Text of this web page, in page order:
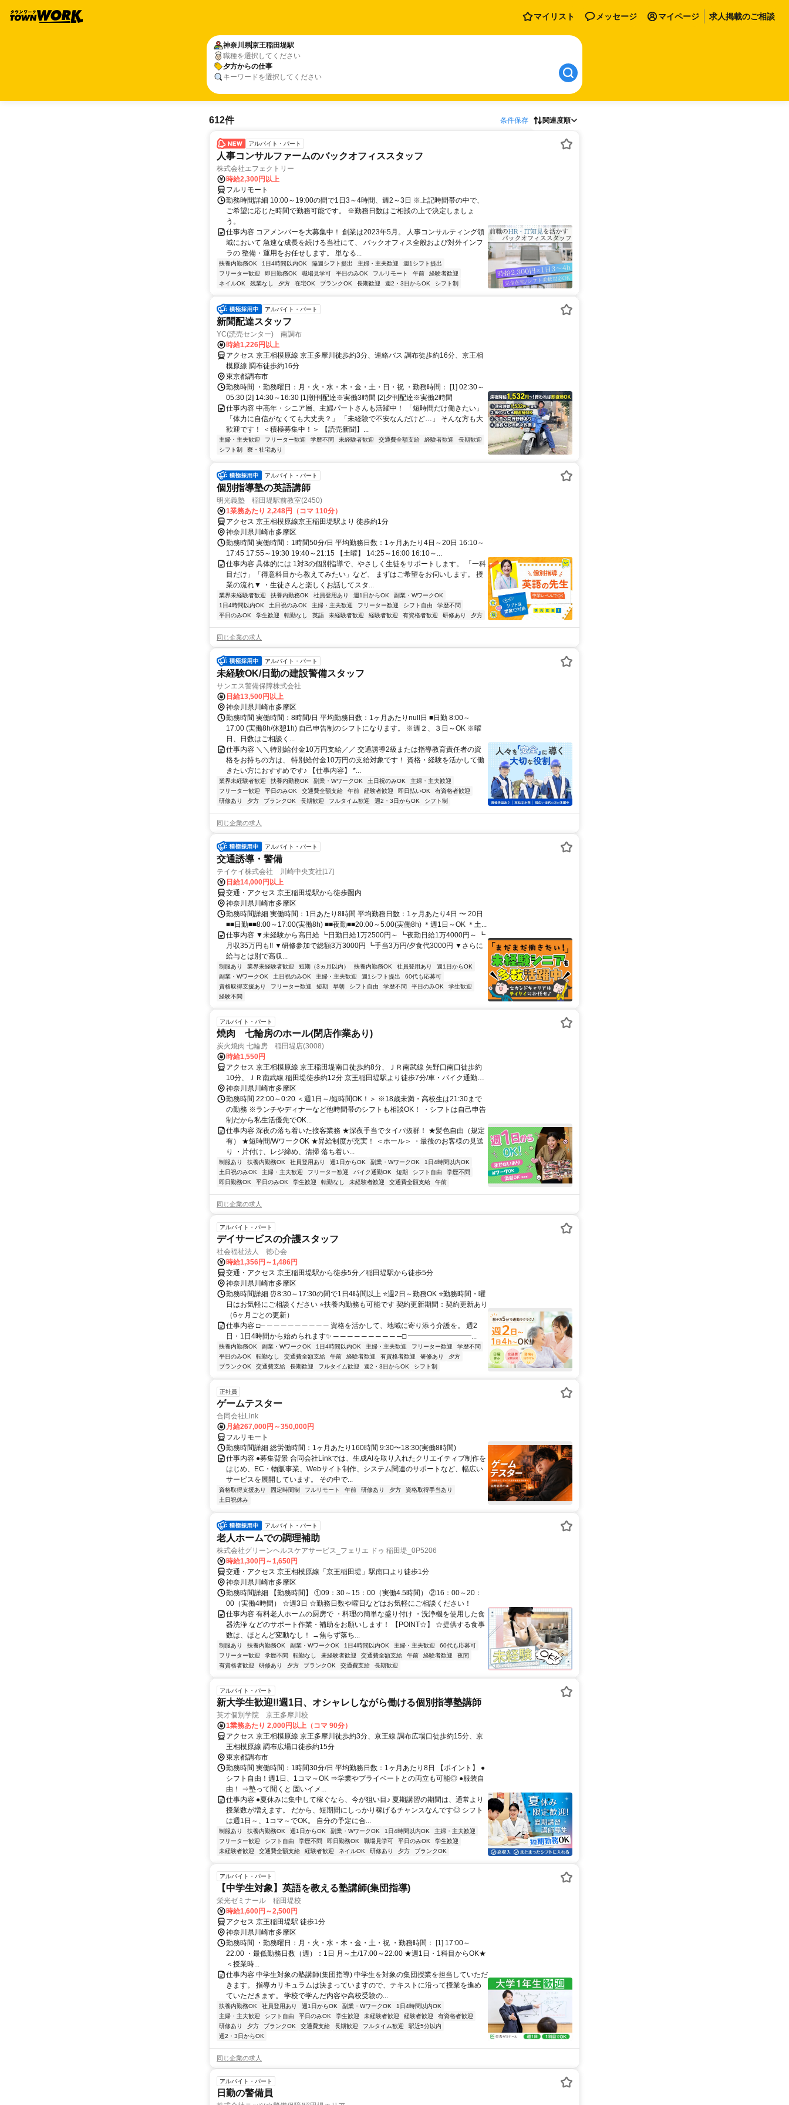
マイリスト メッセージ マイページ 求人掲載のご相談
神奈川県京王稲田堤駅
職種を選択してください
夕方からの仕事
キーワードを選択してください
612件 条件保存 関連度順
アルバイト・パート
人事コンサルファームのバックオフィススタッフ
株式会社エフェクトリー
時給2,300円以上
フルリモート
勤務時間詳細 10:00～19:00の間で1日3～4時間、週2～3日 ※上記時間帯の中で、
ご希望に応じた時間で勤務可能です。 ※勤務日数はご相談の上で決定しましょ
う。
仕事内容 コアメンバーを大募集中！ 創業は2023年5月。 人事コンサルティング領
域において 急速な成長を続ける当社にて、 バックオフィス全般および対外インフ
ラの 整備・運用をお任せします。 単なる...
扶養内勤務OK 1日4時間以内OK 隔週シフト提出 主婦・主夫歓迎
週1シフト提出
フリーター歓迎
即日勤務OK 職場見学可 平日のみOK フルリモート 午前
経験者歓迎
ネイルOK
残業なし 夕方 在宅OK ブランクOK 長期歓迎 週2・3日からOK シフト制
アルバイト・パート
新聞配達スタッフ
YC(読売センター) 南調布
時給1,226円以上
アクセス 京王相模原線 京王多摩川徒歩約3分、連絡バス 調布徒歩約16分、京王相
模原線 調布徒歩約16分
東京都調布市
勤務時間 ・勤務曜日：月・火・水・木・金・土・日・祝 ・勤務時間： [1] 02:30～
05:30 [2] 14:30～16:30 [1]朝刊配達※実働3時間 [2]夕刊配達※実働2時間
仕事内容 中高年・シニア層、主婦パートさんも活躍中！ 「短時間だけ働きたい」
「体力に自信がなくても大丈夫？」 「未経験で不安なんだけど…」 そんな方も大
歓迎です！ ＜積極募集中！＞ 【読売新聞】...
主婦・主夫歓迎 フリーター歓迎 学歴不問 未経験者歓迎 交通費全額支給 経験者歓迎
長期歓迎
シフト制
寮・社宅あり
アルバイト・パート
個別指導塾の英語講師
明光義塾 稲田堤駅前教室(2450)
1業務あたり 2,248円（コマ 110分）
アクセス 京王相模原線京王稲田堤駅より 徒歩約1分
神奈川県川崎市多摩区
勤務時間 実働時間：1時間50分/日 平均勤務日数：1ヶ月あたり4日～20日 16:10～
17:45 17:55～19:30 19:40～21:15 【土曜】 14:25～16:00 16:10～...
仕事内容 具体的には 1対3の個別指導で、やさしく生徒をサポートします。 「一科
目だけ」「得意科目から教えてみたい」など、 まずはご希望をお伺いします。 授
業の流れ▼ ・生徒さんと楽しくお話してスタ...
業界未経験者歓迎 扶養内勤務OK 社員登用あり 週1日からOK
副業・WワークOK
1日4時間以内OK
土日祝のみOK 主婦・主夫歓迎 フリーター歓迎 シフト自由
学歴不問
平日のみOK
学生歓迎 転勤なし 英語 未経験者歓迎 経験者歓迎 有資格者歓迎 研修あり 夕方
同じ企業の求人
アルバイト・パート
未経験OK/日勤の建設警備スタッフ
サンエス警備保障株式会社
日給13,500円以上
神奈川県川崎市多摩区
勤務時間 実働時間：8時間/日 平均勤務日数：1ヶ月あたりnull日 ■日勤 8:00～
17:00 (実働8h/休憩1h) 自己申告制のシフトになります。 ※週２、３日～OK ※曜
日、日数はご相談く...
仕事内容 ＼＼特別給付金10万円支給／／ 交通誘導2級または指導教育責任者の資
格をお持ちの方は、 特別給付金10万円の支給対象です！ 資格・経験を活かして働
きたい方におすすめです♪ 【仕事内容】 *...
業界未経験者歓迎 扶養内勤務OK 副業・WワークOK 土日祝のみOK
主婦・主夫歓迎
フリーター歓迎
平日のみOK 交通費全額支給 午前 経験者歓迎 即日払いOK
有資格者歓迎
研修あり
夕方 ブランクOK 長期歓迎 フルタイム歓迎 週2・3日からOK シフト制
同じ企業の求人
アルバイト・パート
交通誘導・警備
テイケイ株式会社 川崎中央支社[17]
日給14,000円以上
交通・アクセス 京王稲田堤駅から徒歩圏内
神奈川県川崎市多摩区
勤務時間詳細 実働時間：1日あたり8時間 平均勤務日数：1ヶ月あたり4日 〜 20日
■■日勤■■8:00～17:00(実働8h) ■■夜勤■■20:00～5:00(実働8h) ＊週1日～OK ＊土...
仕事内容 ▼未経験から高日給 ┗日勤日給1万2500円～ ┗夜勤日給1万4000円～ ┗
月収35万円も!! ▼研修参加で総額3万3000円 ┗手当3万円/夕食代3000円 ▼さらに
給与とは別で高収...
制服あり 業界未経験者歓迎 短期（3ヵ月以内） 扶養内勤務OK 社員登用あり
週1日からOK
副業・WワークOK
土日祝のみOK 主婦・主夫歓迎 週1シフト提出
60代も応募可
資格取得支援あり
フリーター歓迎 短期 早朝 シフト自由 学歴不問 平日のみOK
学生歓迎
経験不問
アルバイト・パート
焼肉 七輪房のホール(閉店作業あり)
炭火焼肉 七輪房 稲田堤店(3008)
時給1,550円
アクセス 京王相模原線 京王稲田堤南口徒歩約8分、ＪＲ南武線 矢野口南口徒歩約
10分、ＪＲ南武線 稲田堤徒歩約12分 京王稲田堤駅より徒歩7分/車・バイク通勤
OK！
神奈川県川崎市多摩区
勤務時間 22:00～0:20 ＜週1日～/短時間OK！＞ ※18歳未満・高校生は21:30まで
の勤務 ※ランチやディナーなど他時間帯のシフトも相談OK！ ・シフトは自己申告
制だから私生活優先でOK...
仕事内容 深夜の落ち着いた接客業務 ★深夜手当でタイパ抜群！ ★髪色自由（規定
有） ★短時間/WワークOK ★昇給制度が充実！ ＜ホール＞ ・最後のお客様の見送
り ・片付け、レジ締め、清掃 落ち着い...
制服あり 扶養内勤務OK 社員登用あり 週1日からOK 副業・WワークOK
1日4時間以内OK
土日祝のみOK
主婦・主夫歓迎 フリーター歓迎 バイク通勤OK 短期 シフト自由
学歴不問
即日勤務OK
平日のみOK 学生歓迎 転勤なし 未経験者歓迎 交通費全額支給 午前
同じ企業の求人
アルバイト・パート
デイサービスの介護スタッフ
社会福祉法人 徳心会
時給1,356円～1,486円
交通・アクセス 京王稲田堤駅から徒歩5分／稲田堤駅から徒歩5分
神奈川県川崎市多摩区
勤務時間詳細 ⏰8:30～17:30の間で1日4時間以上 ⭐週2日～勤務OK ⭐勤務時間・曜
日はお気軽にご相談ください ⭐扶養内勤務も可能です 契約更新期間：契約更新あり
（6ヶ月ごとの更新）
仕事内容 □─ ─ ─ ─ ─ ─ ─ ─ ─ ─ 資格を活かして、地域に寄り添う介護を。 週2
日・1日4時間から始められます✨ ─ ─ ─ ─ ─ ─ ─ ─ ─ ─□ ━━━━━━━━━...
扶養内勤務OK 副業・WワークOK 1日4時間以内OK 主婦・主夫歓迎 フリーター歓迎
学歴不問
平日のみOK
転勤なし 交通費全額支給 午前 経験者歓迎 有資格者歓迎 研修あり
夕方
ブランクOK
交通費支給 長期歓迎 フルタイム歓迎 週2・3日からOK シフト制
正社員
ゲームテスター
合同会社Link
月給267,000円～350,000円
フルリモート
勤務時間詳細 総労働時間：1ヶ月あたり160時間 9:30〜18:30(実働8時間)
仕事内容 ●募集背景 合同会社Linkでは、生成AIを取り入れたクリエイティブ制作を
はじめ、EC・物販事業、Webサイト制作、システム関連のサポートなど、幅広い
サービスを展開しています。 その中で...
資格取得支援あり 固定時間制 フルリモート 午前 研修あり 夕方
資格取得手当あり
土日祝休み
アルバイト・パート
老人ホームでの調理補助
株式会社グリーンヘルスケアサービス_フェリエ ドゥ 稲田堤_0P5206
時給1,300円～1,650円
交通・アクセス 京王相模原線「京王稲田堤」駅南口より徒歩1分
神奈川県川崎市多摩区
勤務時間詳細 【勤務時間】 ①09：30～15：00（実働4.5時間） ②16：00～20：
00（実働4時間） ☆週3日 ☆勤務日数や曜日などはお気軽にご相談ください！
仕事内容 有料老人ホームの厨房で ・料理の簡単な盛り付け ・洗浄機を使用した食
器洗浄 などのサポート作業・補助をお願いします！ 【POINT☆】 ☆提供する食事
数は、ほとんど変動なし！ →焦らず落ち...
制服あり 扶養内勤務OK 副業・WワークOK 1日4時間以内OK 主婦・主夫歓迎
60代も応募可
フリーター歓迎
学歴不問 転勤なし 未経験者歓迎 交通費全額支給 午前 経験者歓迎
夜間
有資格者歓迎
研修あり 夕方 ブランクOK 交通費支給 長期歓迎
アルバイト・パート
新大学生歓迎!!週1日、オシャレしながら働ける個別指導塾講師
英才個別学院 京王多摩川校
1業務あたり 2,000円以上（コマ 90分）
アクセス 京王相模原線 京王多摩川徒歩約3分、京王線 調布広場口徒歩約15分、京
王相模原線 調布広場口徒歩約15分
東京都調布市
勤務時間 実働時間：1時間30分/日 平均勤務日数：1ヶ月あたり8日 【ポイント】 ●
シフト自由！週1日、1コマ～OK ⇒学業やプライベートとの両立も可能◎ ●服装自
由！ ⇒塾って聞くと 固いイメ...
仕事内容 ●夏休みに集中して稼ぐなら、今が狙い目♪ 夏期講習の期間は、通常より
授業数が増えます。 だから、短期間にしっかり稼げるチャンスなんです◎ シフト
は週1日～、1コマ～でOK。 自分の予定に合...
制服あり 扶養内勤務OK 週1日からOK 副業・WワークOK 1日4時間以内OK
主婦・主夫歓迎
フリーター歓迎
シフト自由 学歴不問 即日勤務OK 職場見学可 平日のみOK
学生歓迎
未経験者歓迎
交通費全額支給 経験者歓迎 ネイルOK 研修あり 夕方 ブランクOK
アルバイト・パート
【中学生対象】英語を教える塾講師(集団指導)
栄光ゼミナール 稲田堤校
時給1,600円～2,500円
アクセス 京王稲田堤駅 徒歩1分
神奈川県川崎市多摩区
勤務時間 ・勤務曜日：月・火・水・木・金・土・祝 ・勤務時間： [1] 17:00～
22:00 ・最低勤務日数（週）：1日 月～土/17:00～22:00 ★週1日・1科目からOK★
＜授業時...
仕事内容 中学生対象の塾講師(集団指導) 中学生を対象の集団授業を担当していただ
きます。 指導カリキュラムは決まっていますので、テキストに沿って授業を進め
ていただきます。 学校で学んだ内容や高校受験の...
扶養内勤務OK 社員登用あり 週1日からOK 副業・WワークOK
1日4時間以内OK
主婦・主夫歓迎
シフト自由 平日のみOK 学生歓迎 未経験者歓迎 経験者歓迎
有資格者歓迎
研修あり
夕方 ブランクOK 交通費支給 長期歓迎 フルタイム歓迎
駅近5分以内
週2・3日からOK
同じ企業の求人
アルバイト・パート
日勤の警備員